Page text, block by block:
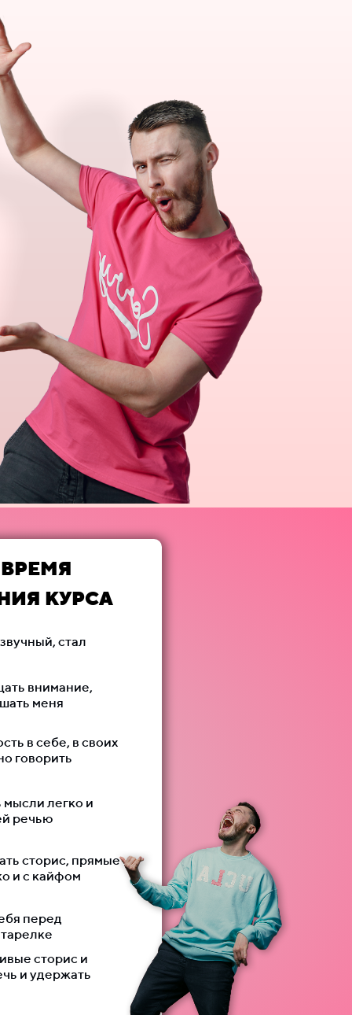
КУРСА
стал
легко и
речью
сторис и
и удержать
перед
сторис, прямые
и с кайфом
в себе, в своих
говорить
внимание,
меня